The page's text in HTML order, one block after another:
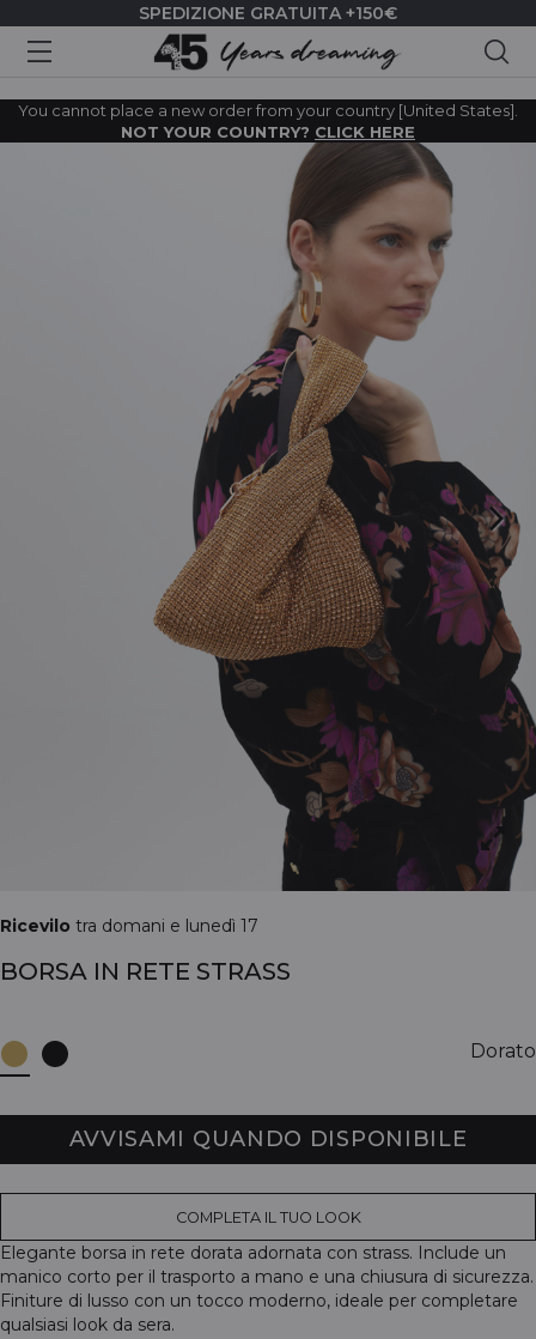
SPEDIZIONE GRATUITA +150€
You cannot place a new order from your country [United States].
NOT YOUR COUNTRY? CLICK HERE
Ricevilo tra domani e lunedì 17
BORSA IN RETE STRASS
Dorato
AVVISAMI QUANDO DISPONIBILE
COMPLETA IL TUO LOOK
Elegante borsa in rete dorata adornata con strass. Include un
manico corto per il trasporto a mano e una chiusura di sicurezza.
Finiture di lusso con un tocco moderno, ideale per completare
qualsiasi look da sera.